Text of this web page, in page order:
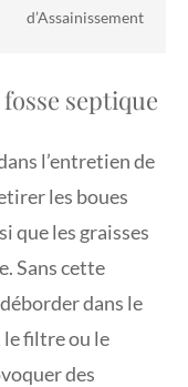
d’Assainissement
septique
l’entretien de
les boues
que les graisses
Sans cette
dans le
filtre ou le
des